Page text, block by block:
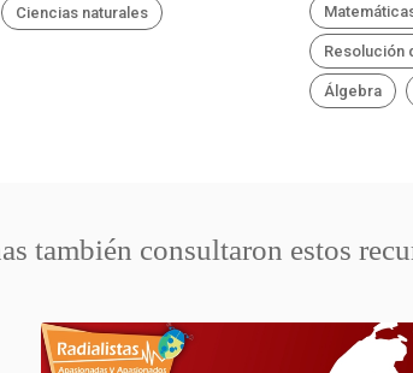
Ciencias naturales
Resolución
Álgebra
también consultaron estos